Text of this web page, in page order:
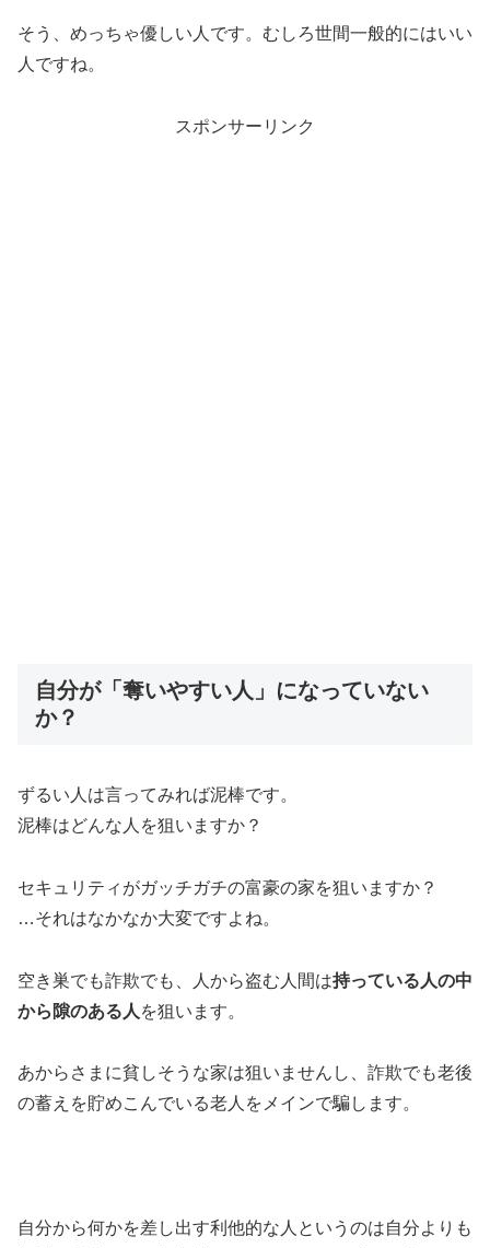
そう、めっちゃ優しい人です。むしろ世間一般的にはいい
人ですね。
スポンサーリンク
自分が「奪いやすい人」になっていない
か？
ずるい人は言ってみれば泥棒です。
泥棒はどんな人を狙いますか？
セキュリティがガッチガチの富豪の家を狙いますか？
…それはなかなか大変ですよね。
空き巣でも詐欺でも、人から盗む人間は持っている人の中
から隙のある人 を狙います。
あからさまに貧しそうな家は狙いませんし、詐欺でも老後
の蓄えを貯めこんでいる老人をメインで騙します。
自分から何かを差し出す利他的な人というのは自分よりも